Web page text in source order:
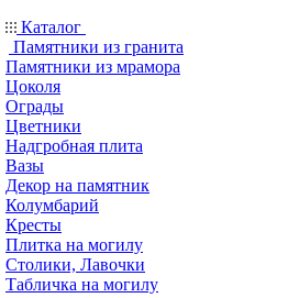
Каталог
Памятники из гранита
Памятники из мрамора
Цоколя
Ограды
Цветники
Надгробная плита
Вазы
Декор на памятник
Колумбарий
Кресты
Плитка на могилу
Столики, Лавочки
Табличка на могилу